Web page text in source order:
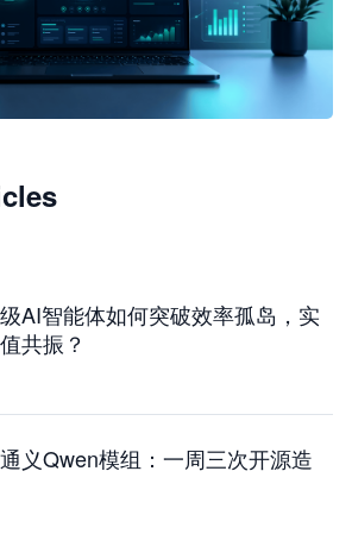
Agent 工作台
AI智能体如何突破效率孤岛，实
共振？
义Qwen模组：一周三次开源造